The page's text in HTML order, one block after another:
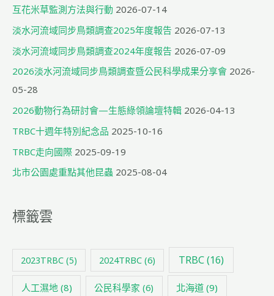
互花米草監測方法與行動 2026-07-14
淡水河流域同步鳥類調查2025年度報告 2026-07-13
淡水河流域同步鳥類調查2024年度報告 2026-07-09
2026淡水河流域同步鳥類調查暨公民科學成果分享會 2026-
05-28
2026動物行為研討會—生態綠領論壇特輯 2026-04-13
TRBC十週年特別紀念品 2025-10-16
TRBC走向國際 2025-09-19
北市公園處重點其他昆蟲 2025-08-04
標籤雲
2023TRBC(5) 2024TRBC (6) TRBC(16)
人工濕地(8) 公民科學家 (6) 北海道 (9)